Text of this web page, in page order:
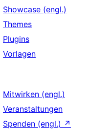
Showcase (engl.)
Themes
Plugins
Vorlagen
Mitwirken (engl.)
Veranstaltungen
Spenden (engl.) ↗